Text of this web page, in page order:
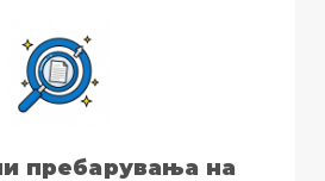
пребарувања на